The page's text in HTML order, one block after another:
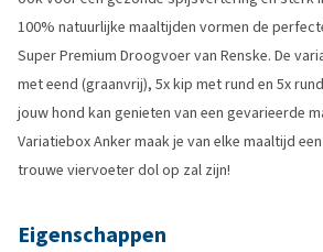
100% natuurlijke maaltijden vormen de
Super Premium Droogvoer van Renske. De
met eend (graanvrij), 5x kip met rund en 5x
jouw hond kan genieten van een gevarieerde
Variatiebox Anker maak je van elke maaltijd
trouwe viervoeter dol op zal zijn!
Eigenschappen